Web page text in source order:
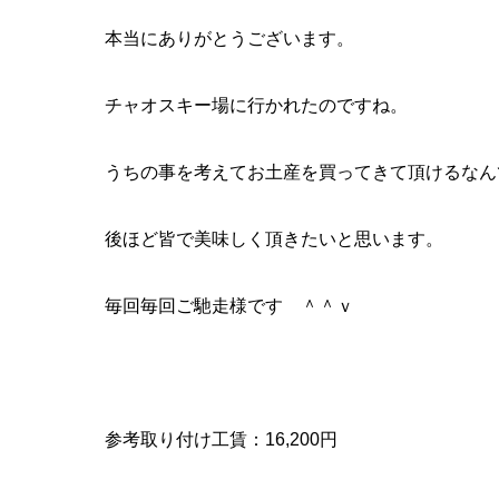
本当にありがとうございます。
チャオスキー場に行かれたのですね。
うちの事を考えてお土産を買ってきて頂けるなん
後ほど皆で美味しく頂きたいと思います。
毎回毎回ご馳走様です ＾＾ｖ
参考取り付け工賃：16,200円